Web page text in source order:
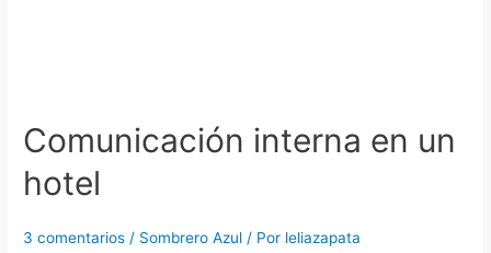
Comunicación interna en un
hotel
3 comentarios / Sombrero Azul / Por leliazapata
en
hotel